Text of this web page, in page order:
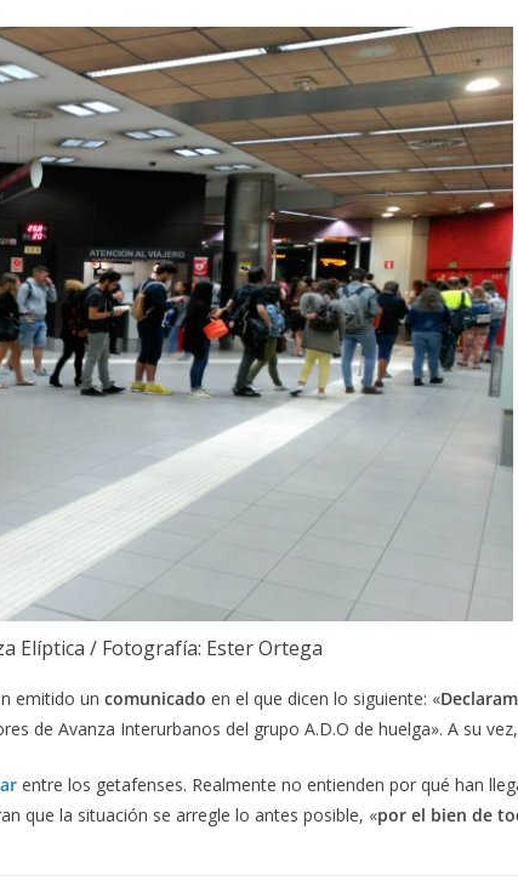
Elíptica / Fotografía: Ester Ortega
emitido un comunicado en el que dicen lo siguiente: «
de Avanza Interurbanos del grupo A.D.O de huelga». A su
entre los getafenses. Realmente no entienden por qué han
que la situación se arregle lo antes posible, «por el bien de